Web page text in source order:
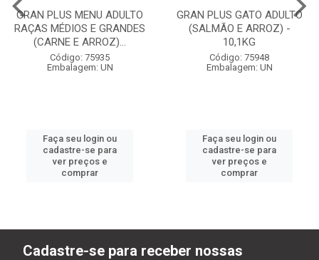
GRAN PLUS MENU ADULTO
RAÇAS MÉDIOS E GRANDES
(CARNE E ARROZ)...
Código: 75935
Embalagem: UN
Faça seu login ou
cadastre-se para
ver preços e
comprar
GRAN PLUS GATO ADULTO
(SALMÃO E ARROZ) -
10,1KG
Código: 75948
Embalagem: UN
Faça seu login ou
cadastre-se para
ver preços e
comprar
Cadastre-se para receber nossas